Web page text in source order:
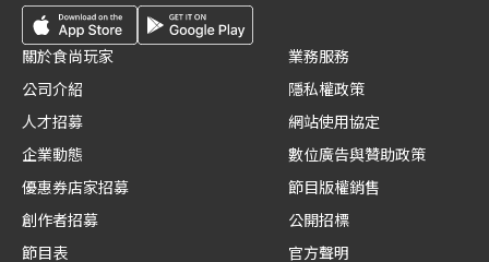
關於食尚玩家
公司介紹
人才招募
企業動態
優惠券店家招募
創作者招募
節目表
業務服務
隱私權政策
網站使用協定
數位廣告與贊助政策
節目版權銷售
公開招標
官方聲明